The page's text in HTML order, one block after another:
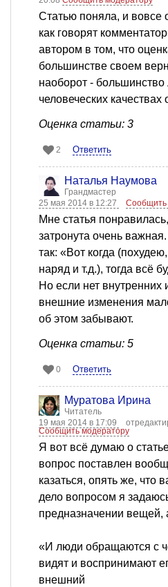
Статью поняла, и вовсе
как говорят
автором в том, что
большинстве своем
наоборот -
человеческих
Оценка статьи: 3
2 Ответить
Наталья Наумова
Грандмастер
25 мая 2014 в 12:27
Сообщить
Мне статья
затронута очень
так: «Вот когда
наряд и т.д.), тогда всё
Но если нет внутренних
внешние изменения
об этом забывают.
Оценка статьи: 5
0 Ответить
Муратова Ирина
Читатель
19 мая 2014 в 17:09
Сообщить модератору
Я вот всё думаю о
вопрос поставлен
казаться, опять же, что
дело вопросом я
предназначении вещей,
«И люди обращаются с
видят и воспринимают
внешний